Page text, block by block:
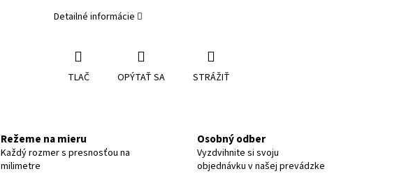
Detailné informácie
TLAČ OPÝTAŤ SA STRÁŽIŤ
Režeme na mieru
Každý rozmer s presnosťou na
milimetre
Osobný odber
Vyzdvihnite si svoju
objednávku v našej prevádzke